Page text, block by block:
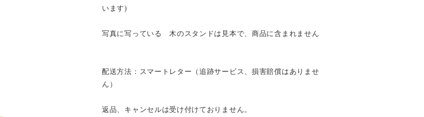
います)
写真に写っている 木のスタンドは見本で、商品に含まれません
配送方法：スマートレター（追跡サービス、損害賠償はありませ
ん）
返品、キャンセルは受け付けておりません。